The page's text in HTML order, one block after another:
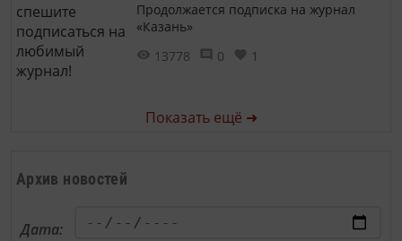
Продолжается подписка на журнал
«Казань»
13778
0 1
Показать ещё ➜
Архив новостей
Дата: